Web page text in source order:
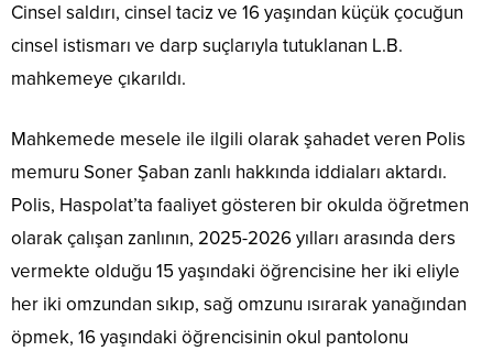
Cinsel saldırı, cinsel taciz ve 16 yaşından küçük çocuğun
cinsel istismarı ve darp suçlarıyla tutuklanan L.B.
mahkemeye çıkarıldı.
Mahkemede mesele ile ilgili olarak şahadet veren Polis
memuru Soner Şaban zanlı hakkında iddiaları aktardı.
Polis, Haspolat’ta faaliyet gösteren bir okulda öğretmen
olarak çalışan zanlının, 2025-2026 yılları arasında ders
vermekte olduğu 15 yaşındaki öğrencisine her iki eliyle
her iki omzundan sıkıp, sağ omzunu ısırarak yanağından
öpmek, 16 yaşındaki öğrencisinin okul pantolonu